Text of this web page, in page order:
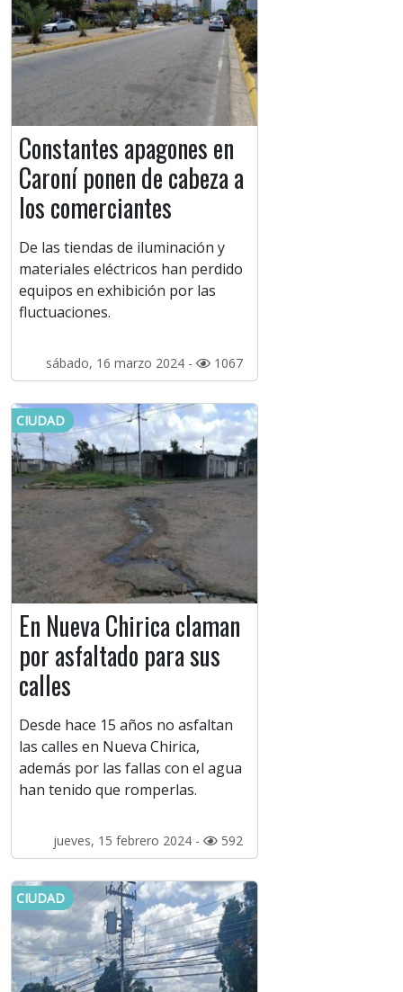
Constantes apagones en
Caroní ponen de cabeza a
los comerciantes
De las tiendas de iluminación y
materiales eléctricos han perdido
equipos en exhibición por las
fluctuaciones.
sábado, 16 marzo 2024 - 1067
CIUDAD
En Nueva Chirica claman
por asfaltado para sus
calles
Desde hace 15 años no asfaltan
las calles en Nueva Chirica,
además por las fallas con el agua
han tenido que romperlas.
jueves, 15 febrero 2024 - 592
CIUDAD